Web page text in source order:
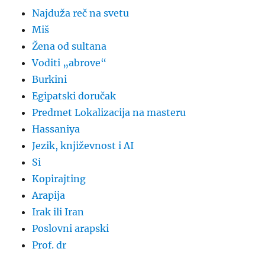
Najduža reč na svetu
Miš
Žena od sultana
Voditi „abrove“
Burkini
Egipatski doručak
Predmet Lokalizacija na masteru
Hassaniya
Jezik, književnost i AI
Si
Kopirajting
Arapija
Irak ili Iran
Poslovni arapski
Prof. dr